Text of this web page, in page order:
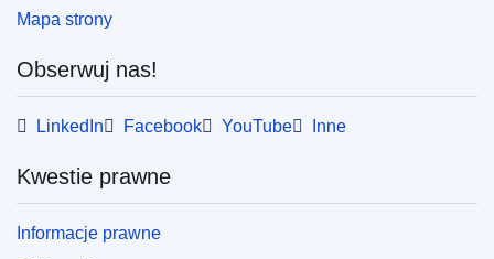
Mapa strony
Obserwuj nas!
LinkedIn Facebook YouTube Inne
Kwestie prawne
Informacje prawne